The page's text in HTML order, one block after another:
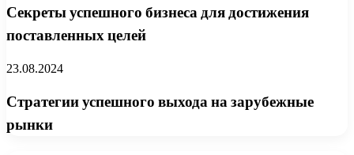
Секреты успешного бизнеса для достижения
поставленных целей
23.08.2024
Стратегии успешного выхода на зарубежные
рынки